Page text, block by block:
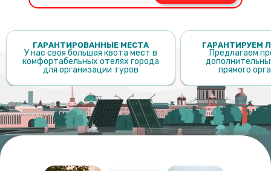
ГАРАНТИРОВАННЫЕ МЕСТА
У нас своя большая квота мест в
комфортабельных отелях города
для организации туров
ГАРАНТИРУЕМ
Предлагаем
прямого